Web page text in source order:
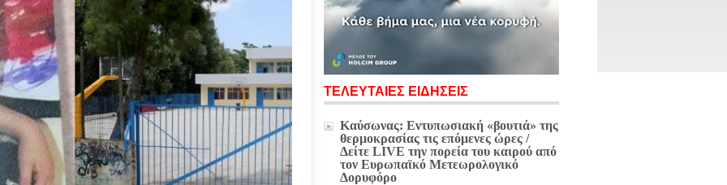
ΤΕΛΕΥΤΑΙΕΣ ΕΙΔΗΣΕΙΣ
Καύσωνας: Εντυπωσιακή «βουτιά» της
θερμοκρασίας τις επόμενες ώρες /
Δείτε LIVE την πορεία του καιρού από
τον Ευρωπαϊκό Μετεωρολογικό
Δορυφόρο